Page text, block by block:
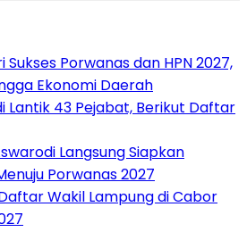
Sukses Porwanas dan HPN 2027,
Ekonomi Daerah
Lantik 43 Pejabat, Berikut Daftar
Langsung Siapkan
Porwanas 2027
Wakil Lampung di Cabor